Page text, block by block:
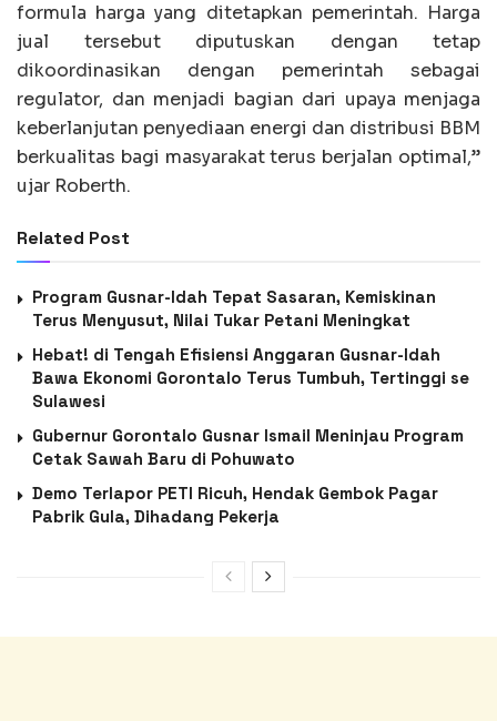
formula harga yang ditetapkan pemerintah. Harga
jual tersebut diputuskan dengan tetap
dikoordinasikan dengan pemerintah sebagai
regulator, dan menjadi bagian dari upaya menjaga
keberlanjutan penyediaan energi dan distribusi BBM
berkualitas bagi masyarakat terus berjalan optimal,”
ujar Roberth.
Related Post
Program Gusnar-Idah Tepat Sasaran, Kemiskinan
Terus Menyusut, Nilai Tukar Petani Meningkat
Hebat! di Tengah Efisiensi Anggaran Gusnar-Idah
Bawa Ekonomi Gorontalo Terus Tumbuh, Tertinggi se
Sulawesi
Gubernur Gorontalo Gusnar Ismail Meninjau Program
Cetak Sawah Baru di Pohuwato
Demo Terlapor PETI Ricuh, Hendak Gembok Pagar
Pabrik Gula, Dihadang Pekerja